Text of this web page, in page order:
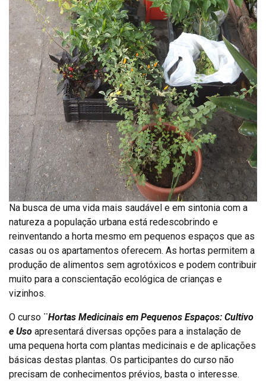
Na busca de uma vida mais saudável e em sintonia com a
natureza a população urbana está redescobrindo e
reinventando a horta mesmo em pequenos espaços que as
casas ou os apartamentos oferecem. As hortas permitem a
produção de alimentos sem agrotóxicos e podem contribuir
muito para a conscientação ecológica de crianças e
vizinhos.
O curso ¨Hortas Medicinais em Pequenos Espaços: Cultivo
e Uso apresentará diversas opções para a instalação de
uma pequena horta com plantas medicinais e de aplicações
básicas destas plantas. Os participantes do curso não
precisam de conhecimentos prévios, basta o interesse.